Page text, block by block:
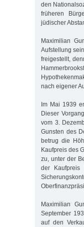
den
früheren
jüdischer
Maximilian
Aufstellung
freigestellt,
nach eigener
Im Mai 1939
Dieser
vom 3.
Gunsten des
betrug die
Kaufpreis des
zu, unter der
der
Maximilian
September
auf den